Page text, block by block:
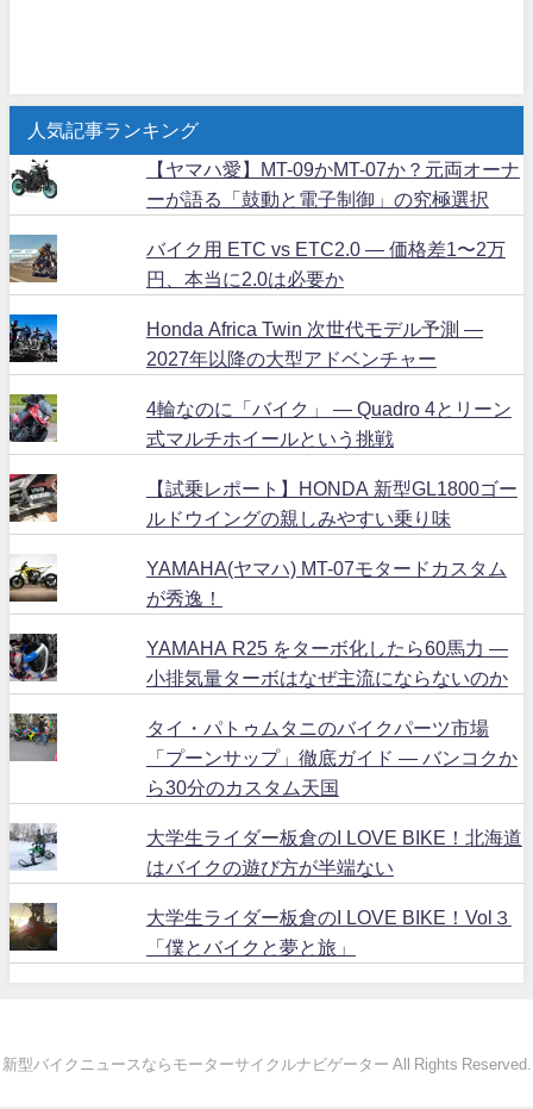
人気記事ランキング
【ヤマハ愛】MT-09かMT-07か？元両オーナ
ーが語る「鼓動と電子制御」の究極選択
バイク用 ETC vs ETC2.0 ― 価格差1〜2万
円、本当に2.0は必要か
Honda Africa Twin 次世代モデル予測 ―
2027年以降の大型アドベンチャー
4輪なのに「バイク」 ― Quadro 4とリーン
式マルチホイールという挑戦
【試乗レポート】HONDA 新型GL1800ゴー
ルドウイングの親しみやすい乗り味
YAMAHA(ヤマハ) MT-07モタードカスタム
が秀逸！
YAMAHA R25 をターボ化したら60馬力 ―
小排気量ターボはなぜ主流にならないのか
タイ・パトゥムタニのバイクパーツ市場
「プーンサップ」徹底ガイド ― バンコクか
ら30分のカスタム天国
大学生ライダー板倉のI LOVE BIKE！北海道
はバイクの遊び方が半端ない
大学生ライダー板倉のI LOVE BIKE！Vol３
「僕とバイクと夢と旅」
新型バイクニュースならモーターサイクルナビゲーター All Rights Reserved.